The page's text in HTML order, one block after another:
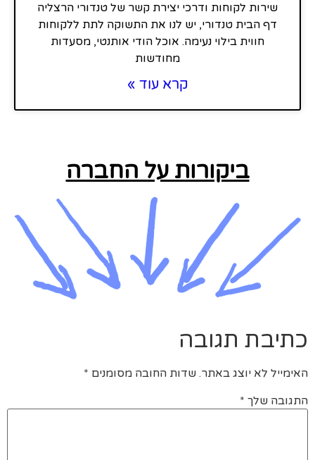
שירות לקוחות ודרכי יצירת קשר של טנדורי הרצליה
דף הבית טנדורי, יש לנו את התשוקה לתת ללקוחות
חווית בילוי נעימה. אוכל הודי אותנטי, מסעדות
מחודשות
קרא עוד »
ביקורות על החברה
כתיבת תגובה
האימייל לא יוצג באתר. שדות החובה מסומנים *
התגובה שלך *